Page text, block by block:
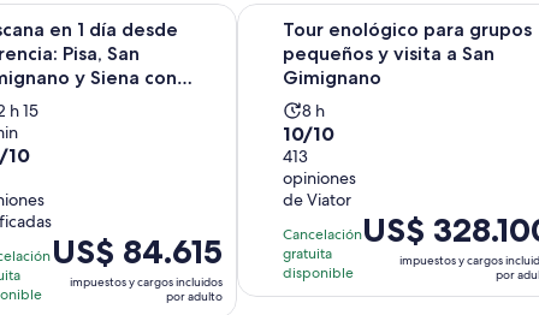
en 1 día desde
Pisa, San
y Siena con
h 15
10
El
precio
es
US$ 84.615
impuestos y cargos incluidos
por adulto
1 día desde Florencia: Pisa, San Gimignano y Siena con
Tour enológico para grupos
pequeños y visita a San
Gimignano
La
actividad
dura
8
horas
8 h
10.0
de
10
con
413
opiniones
10/10
413
opiniones
de Viator
Cancelación
gratuita
disponible
El
precio
de
US$
impuestos y cargos
por
Tour enológico para grupos